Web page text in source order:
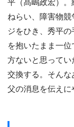
平（髙嶋政宏）
ねらい、障害物競
ジをひき、秀平
を抱いたまま一
方ないと思ってい
交換する。そんな
父の消息を伝えに